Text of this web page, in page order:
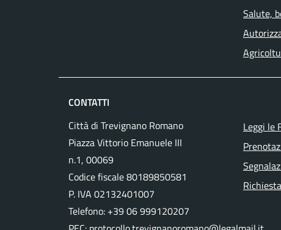
Salute,
CONTATTI
Città di Trevignano Romano
Piazza Vittorio Emanuele III
n.1, 00069
Codice fiscale 80189850581
P. IVA 02132401007
Telefono: +39 06 999120207
Leggi le